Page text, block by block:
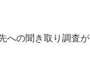
への聞き取り調査が